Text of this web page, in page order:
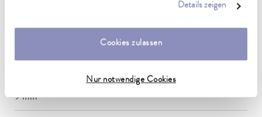
Details zeigen
Cookies zulassen
Nur notwendige Cookies
33 mm
9 mm